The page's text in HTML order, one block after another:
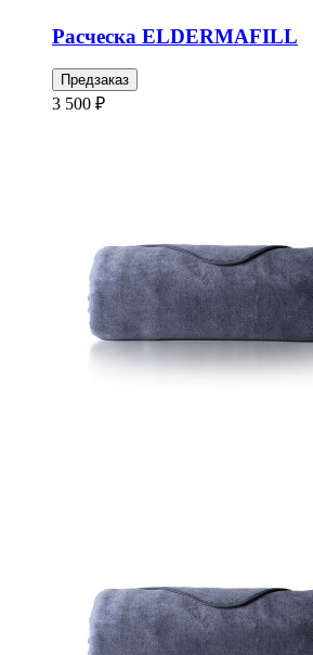
Расческа ELDERMAFILL
Предзаказ
3 500 ₽